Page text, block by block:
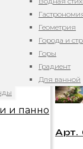
Геометрия
Города и
Горы
Градиент
Для ванной
и панно